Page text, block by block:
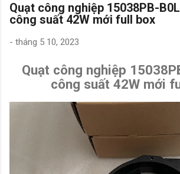
Quạt công nghiệp 15038PB-
công suất 42W mới full box
- tháng 5 10, 2023
Quạt công nghiệp
công suất 42W mới